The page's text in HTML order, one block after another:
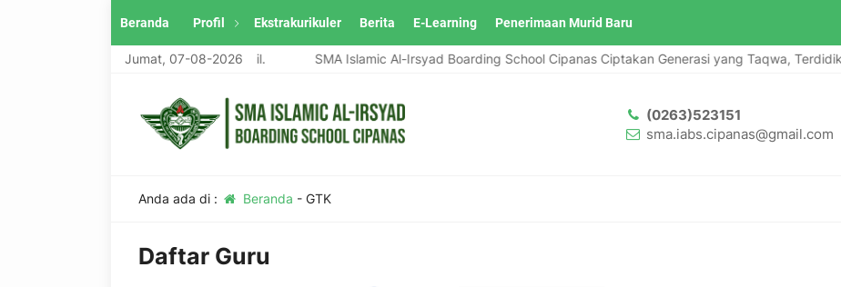
Beranda Profil Ekstrakurikuler Berita E-Learning Penerimaan Murid Baru
Jumat, 07-08-2026
yang Taqwa, Terdidik, dan Terampil. SMA Islamic Al-Irsyad Boarding School Cipanas Ciptakan Generasi yang Taqwa, Terdidik,
(0263)523151
sma.iabs.cipanas@gmail.com
Anda ada di : Beranda - GTK
Daftar Guru